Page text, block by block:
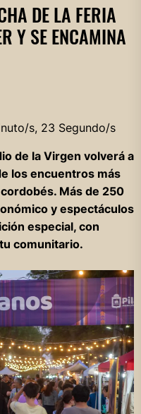
DE LA FERIA
Y SE ENCAMINA
s, 23 Segundo/s
de la Virgen volverá a
los encuentros más
Más de 250
y espectáculos
especial, con
comunitario.